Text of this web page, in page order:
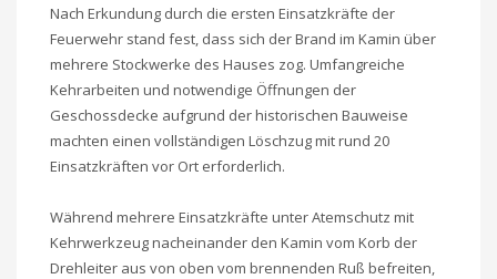
Nach Erkundung durch die ersten Einsatzkräfte der
Feuerwehr stand fest, dass sich der Brand im Kamin über
mehrere Stockwerke des Hauses zog. Umfangreiche
Kehrarbeiten und notwendige Öffnungen der
Geschossdecke aufgrund der historischen Bauweise
machten einen vollständigen Löschzug mit rund 20
Einsatzkräften vor Ort erforderlich.
Während mehrere Einsatzkräfte unter Atemschutz mit
Kehrwerkzeug nacheinander den Kamin vom Korb der
Drehleiter aus von oben vom brennenden Ruß befreiten,